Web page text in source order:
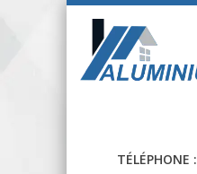
TÉLÉPHONE :